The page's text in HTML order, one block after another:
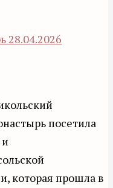
28.04.2026
посетила
которая прошла в